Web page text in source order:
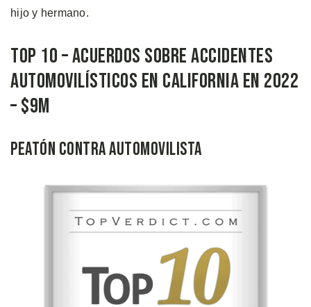
hijo y hermano.
Top 10 – Acuerdos Sobre Accidentes
Automovilísticos en California en 2022
– $9M
Peatón Contra Automovilista